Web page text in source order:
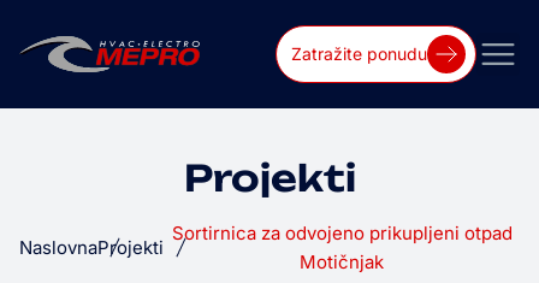
Zatražite ponudu
Projekti
NaslovnaProjekti
Sortirnica za odvojeno prikupljeni otpad
Motičnjak